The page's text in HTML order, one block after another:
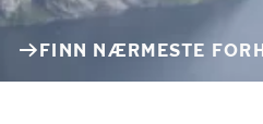
FINN NÆRMESTE